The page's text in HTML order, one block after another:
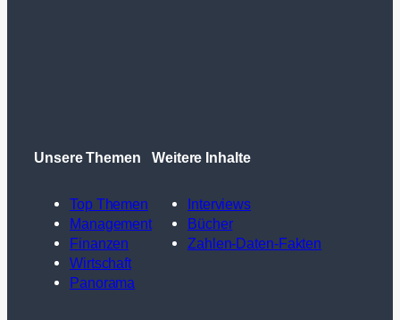
Unsere Themen
Top Themen
Management
Finanzen
Wirtschaft
Panorama
Weitere Inhalte
Interviews
Bücher
Zahlen-Daten-Fakten